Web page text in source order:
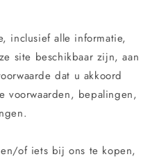
inclusief alle informatie,
site beschikbaar zijn, aan
dat u akkoord
voorwaarden, bepalingen,
of iets bij ons te kopen,